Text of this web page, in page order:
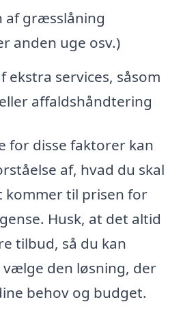
af græsslåning
anden uge osv.)
ekstra services, såsom
affaldshåndtering
for disse faktorer kan
af, hvad du skal
til prisen for
Husk, at det altid
tilbud, så du kan
den løsning, der
behov og budget.